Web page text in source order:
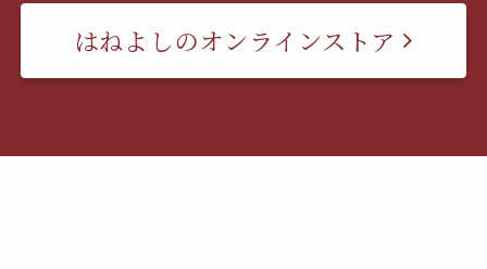
はねよしのオンラインストア